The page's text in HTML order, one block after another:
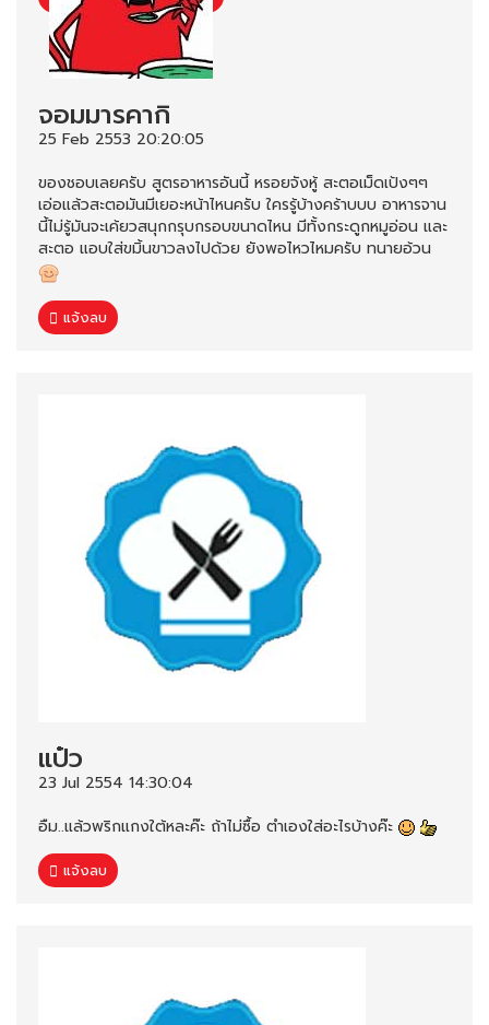
จอมมารคากิ
25 Feb 2553 20:20:05
ของชอบเลยครับ สูตรอาหารอันนี้ หรอยจังหู้ สะตอเม็ดเป้งๆๆ
เอ่อแล้วสะตอมันมีเยอะหน้าไหนครับ ใครรู้บ้างคร้าบบบ อาหารจาน
นี้ไม่รู้มันจะเค้ยวสนุกกรุบกรอบขนาดไหน มีทั้งกระดูกหมูอ่อน และ
สะตอ แอบใส่ขมิ้นขาวลงไปด้วย ยังพอไหวไหมครับ ทนายอ้วน
แจ้งลบ
แป๋ว
23 Jul 2554 14:30:04
อืม..แล้วพริกแกงใต้หละค๊ะ ถ้าไม่ซื้อ ตำเองใส่อะไรบ้างค๊ะ
แจ้งลบ